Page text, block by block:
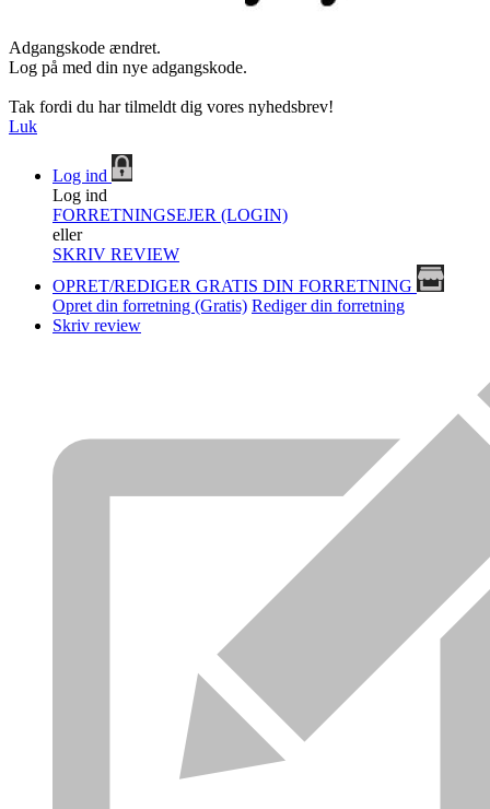
Adgangskode ændret.
Log på med din nye adgangskode.
Tak fordi du har tilmeldt dig vores nyhedsbrev!
Luk
Log ind
Log ind
FORRETNINGSEJER (LOGIN)
eller
SKRIV REVIEW
OPRET/REDIGER GRATIS DIN FORRETNING
Opret din forretning (Gratis) Rediger din forretning
Skriv review